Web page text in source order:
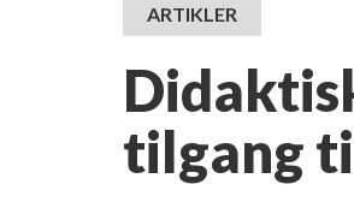
ARTIKLER
tilgang